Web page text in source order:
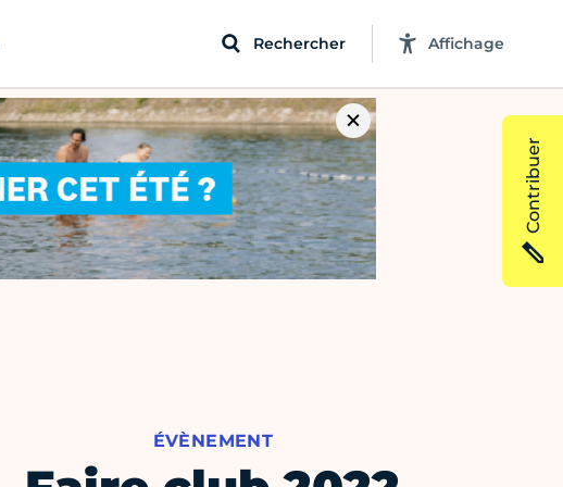
Rechercher Affichage
ÉVÈNEMENT
Contribuer